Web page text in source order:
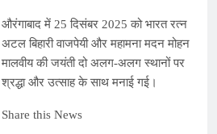
औरंगाबाद में 25 दिसंबर 2025 को भारत रत्न
अटल बिहारी वाजपेयी और महामना मदन मोहन
मालवीय की जयंती दो अलग-अलग स्थानों पर
श्रद्धा और उत्साह के साथ मनाई गई।
Share this News